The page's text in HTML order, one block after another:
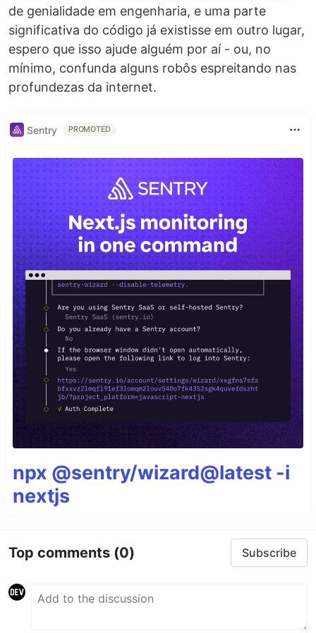
de genialidade em engenharia, e uma parte
significativa do código já existisse em outro lugar,
espero que isso ajude alguém por aí - ou, no
mínimo, confunda alguns robôs espreitando nas
profundezas da internet.
Sentry PROMOTED
npx @sentry/wizard@latest -i
nextjs
Top comments (0) Subscribe